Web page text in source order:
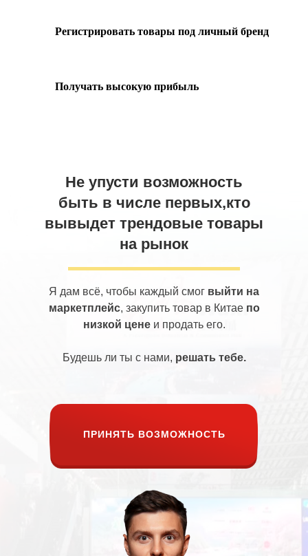
Регистрировать товары под личный бренд
Получать высокую прибыль
Я дам всё, чтобы каждый смог выйти на
маркетплейс, закупить товар в Китае по
низкой ценеи продать его.
Будешь ли ты с нами, решать тебе.
ПРИНЯТЬ ВОЗМОЖНОСТЬ
Не упусти возможность
быть в числе первых,кто
вывыдет трендовые товары
на рынок